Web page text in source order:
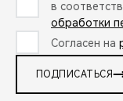
в
обработки
Согласен на
ПОДПИСАТЬСЯ